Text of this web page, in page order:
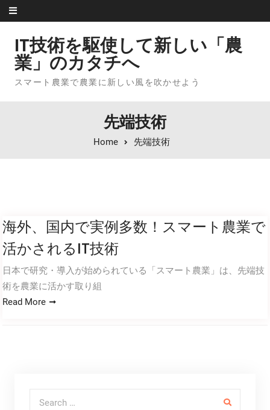
Skip to content
IT技術を駆使して新しい「農
業」のカタチへ
スマート農業で農業に新しい風を吹かせよう
先端技術
Home 先端技術
海外、国内で実例多数！スマート農業で
活かされるIT技術
日本で研究・導入が始められている「スマート農業」は、先端技
術を農業に活かす取り組
Read More